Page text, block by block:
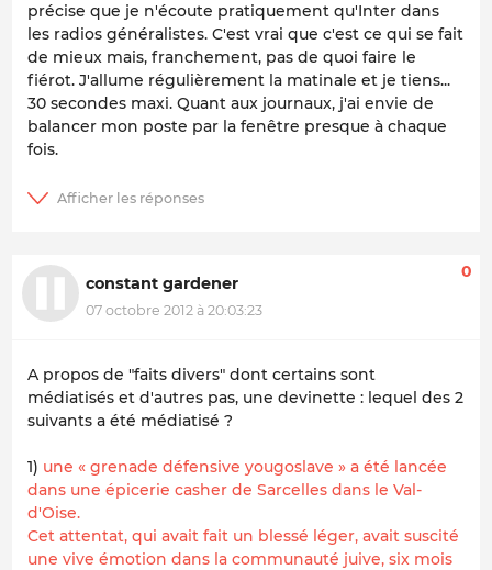
précise que je n'écoute pratiquement qu'Inter dans
les radios généralistes. C'est vrai que c'est ce qui se fait
de mieux mais, franchement, pas de quoi faire le
fiérot. J'allume régulièrement la matinale et je tiens...
30 secondes maxi. Quant aux journaux, j'ai envie de
balancer mon poste par la fenêtre presque à chaque
fois.
constant gardener
07 octobre 2012 à 20:03:23
0
A propos de "faits divers" dont certains sont
médiatisés et d'autres pas, une devinette : lequel des 2
suivants a été médiatisé ?
1) une « grenade défensive yougoslave » a été lancée
dans une épicerie casher de Sarcelles dans le Val-
d'Oise.
Cet attentat, qui avait fait un blessé léger, avait suscité
une vive émotion dans la communauté juive, six mois